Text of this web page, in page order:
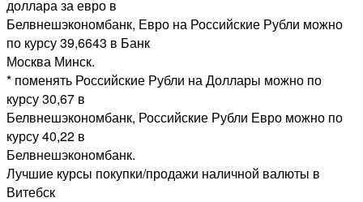
доллара за евро в
Белвнешэкономбанк, Евро на Российские Рубли можно
по курсу 39,6643 в Банк
Москва Минск.
* поменять Российские Рубли на Доллары можно по
курсу 30,67 в
Белвнешэкономбанк, Российские Рубли Евро можно по
курсу 40,22 в
Белвнешэкономбанк.
Лучшие курсы покупки/продажи наличной валюты в
Витебск